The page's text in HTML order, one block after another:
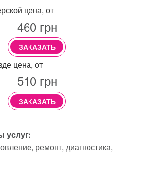
цена, от
460грн
ЗАКАЗАТЬ
цена, от
510грн
ЗАКАЗАТЬ
услуг:
ремонт диагностика